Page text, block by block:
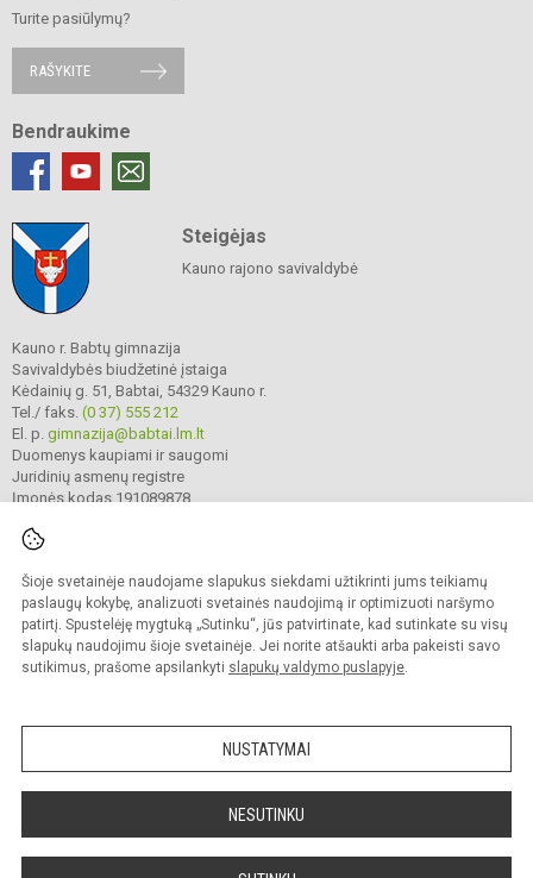
Šioje svetainėje naudojame slapukus siekdami užtikrinti jums teikiamų
paslaugų kokybę, analizuoti svetainės naudojimą ir optimizuoti naršymo
patirtį. Spustelėję mygtuką „Sutinku“, jūs patvirtinate, kad sutinkate su visų
slapukų naudojimu šioje svetainėje. Jei norite atšaukti arba pakeisti savo
sutikimus, prašome apsilankyti slapukų valdymo puslapyje.
NUSTATYMAI
NESUTINKU
Turite pasiūlymų?
RAŠYKITE
Bendraukime
Steigėjas
Kauno rajono savivaldybė
Kauno r. Babtų gimnazija
Savivaldybės biudžetinė įstaiga
Kėdainių g. 51, Babtai, 54329 Kauno r.
Tel./ faks. (0 37) 555 212
El. p. gimnazija@babtai.lm.lt
Duomenys kaupiami ir saugomi
Juridinių asmenų registre
Įmonės kodas 191089878
© 2025. Kauno r. Babtų gimnazija. Visos teisės saugomos.
Kopijuoti turinį be raštiško gimnazijos sutikimo griežtai draudžiama.
Prieinamumo paraiška Slapukų politika
Sumanus būdas atnaujinti